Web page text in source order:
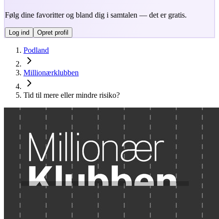
Følg dine favoritter og bland dig i samtalen — det er gratis.
Log ind Opret profil
Podland
Millionærklubben
Tid til mere eller mindre risiko?